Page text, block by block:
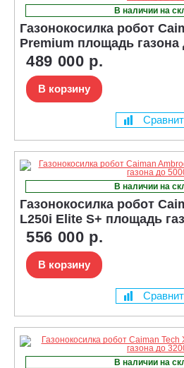
В наличии на
Газонокосилка робот
Premium площадь газона
489 000 р.
В корзину
В наличии на
Газонокосилка робот
L250i Elite S+ площадь
556 000 р.
В корзину
В наличии на